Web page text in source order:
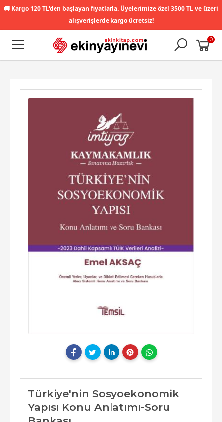
🚚 Kargo 120 TL'den başlayan fiyatlarla. Üyelerimize özel 3500 TL ve üzeri
alışverişlerde kargo ücretsiz!
0
Türkiye'nin Sosyoekonomik
Yapısı Konu Anlatımı-Soru